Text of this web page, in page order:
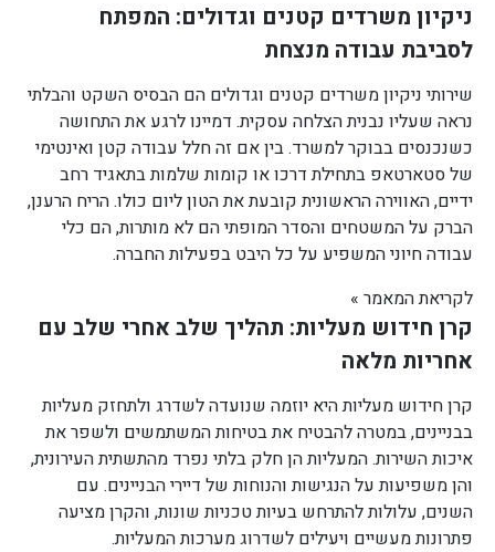
ניקיון משרדים קטנים וגדולים: המפתח
לסביבת עבודה מנצחת
שירותי ניקיון משרדים קטנים וגדולים הם הבסיס השקט והבלתי
נראה שעליו נבנית הצלחה עסקית. דמיינו לרגע את התחושה
כשנכנסים בבוקר למשרד. בין אם זה חלל עבודה קטן ואינטימי
של סטארטאפ בתחילת דרכו או קומות שלמות בתאגיד רחב
ידיים, האווירה הראשונית קובעת את הטון ליום כולו. הריח הרענן,
הברק על המשטחים והסדר המופתי הם לא מותרות, הם כלי
עבודה חיוני המשפיע על כל היבט בפעילות החברה.
לקריאת המאמר »
קרן חידוש מעליות: תהליך שלב אחרי שלב עם
אחריות מלאה
קרן חידוש מעליות היא יוזמה שנועדה לשדרג ולתחזק מעליות
בבניינים, במטרה להבטיח את בטיחות המשתמשים ולשפר את
איכות השירות. המעליות הן חלק בלתי נפרד מהתשתית העירונית,
והן משפיעות על הנגישות והנוחות של דיירי הבניינים. עם
השנים, עלולות להתרחש בעיות טכניות שונות, והקרן מציעה
פתרונות מעשיים ויעילים לשדרוג מערכות המעליות.